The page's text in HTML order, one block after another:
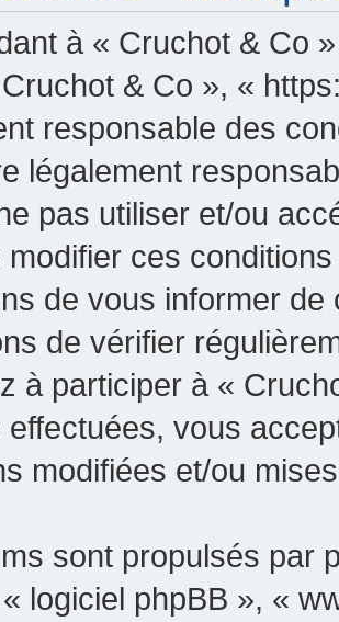
à « Cruchot & Co
& Co », «
responsable des
légalement
pas utiliser et/ou
modifier ces
de vous informer
de vérifier
à participer à «
effectuées, vous
modifiées et/ou
sont propulsés par
logiciel phpBB », «